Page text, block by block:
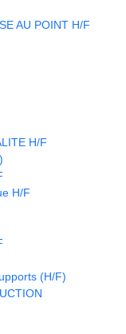
AU POINT H/F
H/F
H/F
(H/F)